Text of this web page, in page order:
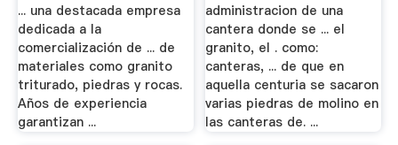
... una destacada empresa
dedicada a la
comercialización de ... de
materiales como granito
triturado, piedras y rocas.
Años de experiencia
garantizan ...
administracion de una
cantera donde se ... el
granito, el . como:
canteras, ... de que en
aquella centuria se sacaron
varias piedras de molino en
las canteras de. ...